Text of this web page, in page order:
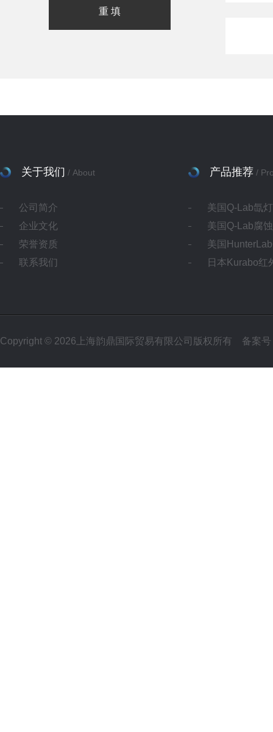
关于我们 / About
公司简介
企业文化
荣誉资质
联系我们
产品推荐 /
美国Q-Lab氙
美国Q-Lab腐
美国
日本Kurabo红
Copyright © 2026上海韵鼎国际贸易有限公司版权所有 备案